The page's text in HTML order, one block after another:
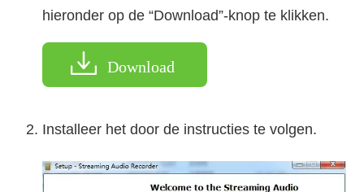
hieronder op de “Download”-knop te klikken.
Download
Installeer het door de instructies te volgen.